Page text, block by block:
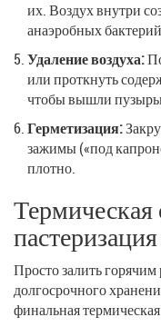
их. Воздух внутри
анаэробных
Удаление воздуха:
или проткнуть
чтобы вышли
Герметизация:
зажимы («под
плотно.
Термическая
Просто залить
долгосрочного
финальная